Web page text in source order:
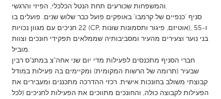
NETHERLANDS
Rotterdam
Utrecht
QATAR
Qatar
והמשפחות שכורעים תחת הנטל הכלכלי, הפיזי והרגשי.
סניף 'כנפיים של קרמבו' באופקים פועל כבר שלוש שנים. פועלים בו
22 חניכים עם מגוון נכויות (CP, אוטיזם, פיגור ותסמונות שונות), ו-55
בני נוער וצעירים מהעיר ומסביבותיה שממלאים תפקידי חונכים וצוות
מוביל.
חברי הסניף מתכנסים לפעילות מדי יום שני אחה"צ במתנ"ס רבין
שבעיר (תרומה של הרשות המקומית) ומקיימים בה פעילות במודל
קבוצתי משולב בחונכות אישית. רכזי ההדרכה מתכננים ומעבירים את
הפעילות לקבוצה כולה, והחונכים מתווכים את הפעילות לחניכים (לכל